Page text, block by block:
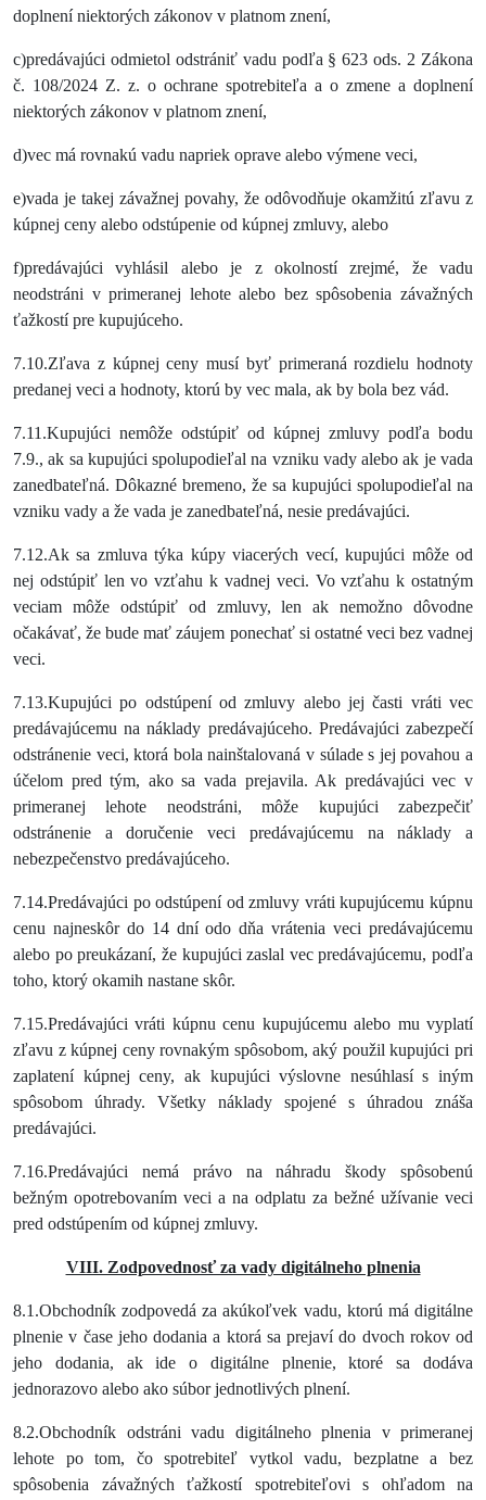
doplnení niektorých zákonov v platnom znení,
c)predávajúci odmietol odstrániť vadu podľa § 623 ods. 2 Zákona
č. 108/2024 Z. z. o ochrane spotrebiteľa a o zmene a doplnení
niektorých zákonov v platnom znení,
d)vec má rovnakú vadu napriek oprave alebo výmene veci,
e)vada je takej závažnej povahy, že odôvodňuje okamžitú zľavu z
kúpnej ceny alebo odstúpenie od kúpnej zmluvy, alebo
f)predávajúci vyhlásil alebo je z okolností zrejmé, že vadu
neodstráni v primeranej lehote alebo bez spôsobenia závažných
ťažkostí pre kupujúceho.
7.10.Zľava z kúpnej ceny musí byť primeraná rozdielu hodnoty
predanej veci a hodnoty, ktorú by vec mala, ak by bola bez vád.
7.11.Kupujúci nemôže odstúpiť od kúpnej zmluvy podľa bodu
7.9., ak sa kupujúci spolupodieľal na vzniku vady alebo ak je vada
zanedbateľná. Dôkazné bremeno, že sa kupujúci spolupodieľal na
vzniku vady a že vada je zanedbateľná, nesie predávajúci.
7.12.Ak sa zmluva týka kúpy viacerých vecí, kupujúci môže od
nej odstúpiť len vo vzťahu k vadnej veci. Vo vzťahu k ostatným
veciam môže odstúpiť od zmluvy, len ak nemožno dôvodne
očakávať, že bude mať záujem ponechať si ostatné veci bez vadnej
veci.
7.13.Kupujúci po odstúpení od zmluvy alebo jej časti vráti vec
predávajúcemu na náklady predávajúceho. Predávajúci zabezpečí
odstránenie veci, ktorá bola nainštalovaná v súlade s jej povahou a
účelom pred tým, ako sa vada prejavila. Ak predávajúci vec v
primeranej lehote neodstráni, môže kupujúci zabezpečiť
odstránenie a doručenie veci predávajúcemu na náklady a
nebezpečenstvo predávajúceho.
7.14.Predávajúci po odstúpení od zmluvy vráti kupujúcemu kúpnu
cenu najneskôr do 14 dní odo dňa vrátenia veci predávajúcemu
alebo po preukázaní, že kupujúci zaslal vec predávajúcemu, podľa
toho, ktorý okamih nastane skôr.
7.15.Predávajúci vráti kúpnu cenu kupujúcemu alebo mu vyplatí
zľavu z kúpnej ceny rovnakým spôsobom, aký použil kupujúci pri
zaplatení kúpnej ceny, ak kupujúci výslovne nesúhlasí s iným
spôsobom úhrady. Všetky náklady spojené s úhradou znáša
predávajúci.
7.16.Predávajúci nemá právo na náhradu škody spôsobenú
bežným opotrebovaním veci a na odplatu za bežné užívanie veci
pred odstúpením od kúpnej zmluvy.
VIII. Zodpovednosť za vady digitálneho plnenia
8.1.Obchodník zodpovedá za akúkoľvek vadu, ktorú má digitálne
plnenie v čase jeho dodania a ktorá sa prejaví do dvoch rokov od
jeho dodania, ak ide o digitálne plnenie, ktoré sa dodáva
jednorazovo alebo ako súbor jednotlivých plnení.
8.2.Obchodník odstráni vadu digitálneho plnenia v primeranej
lehote po tom, čo spotrebiteľ vytkol vadu, bezplatne a bez
spôsobenia závažných ťažkostí spotrebiteľovi s ohľadom na